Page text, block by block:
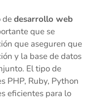
dedesarrollo web
que se
que aseguren que
y la base de datos
El tipo de
PHP, Ruby, Python
eficientes para lo